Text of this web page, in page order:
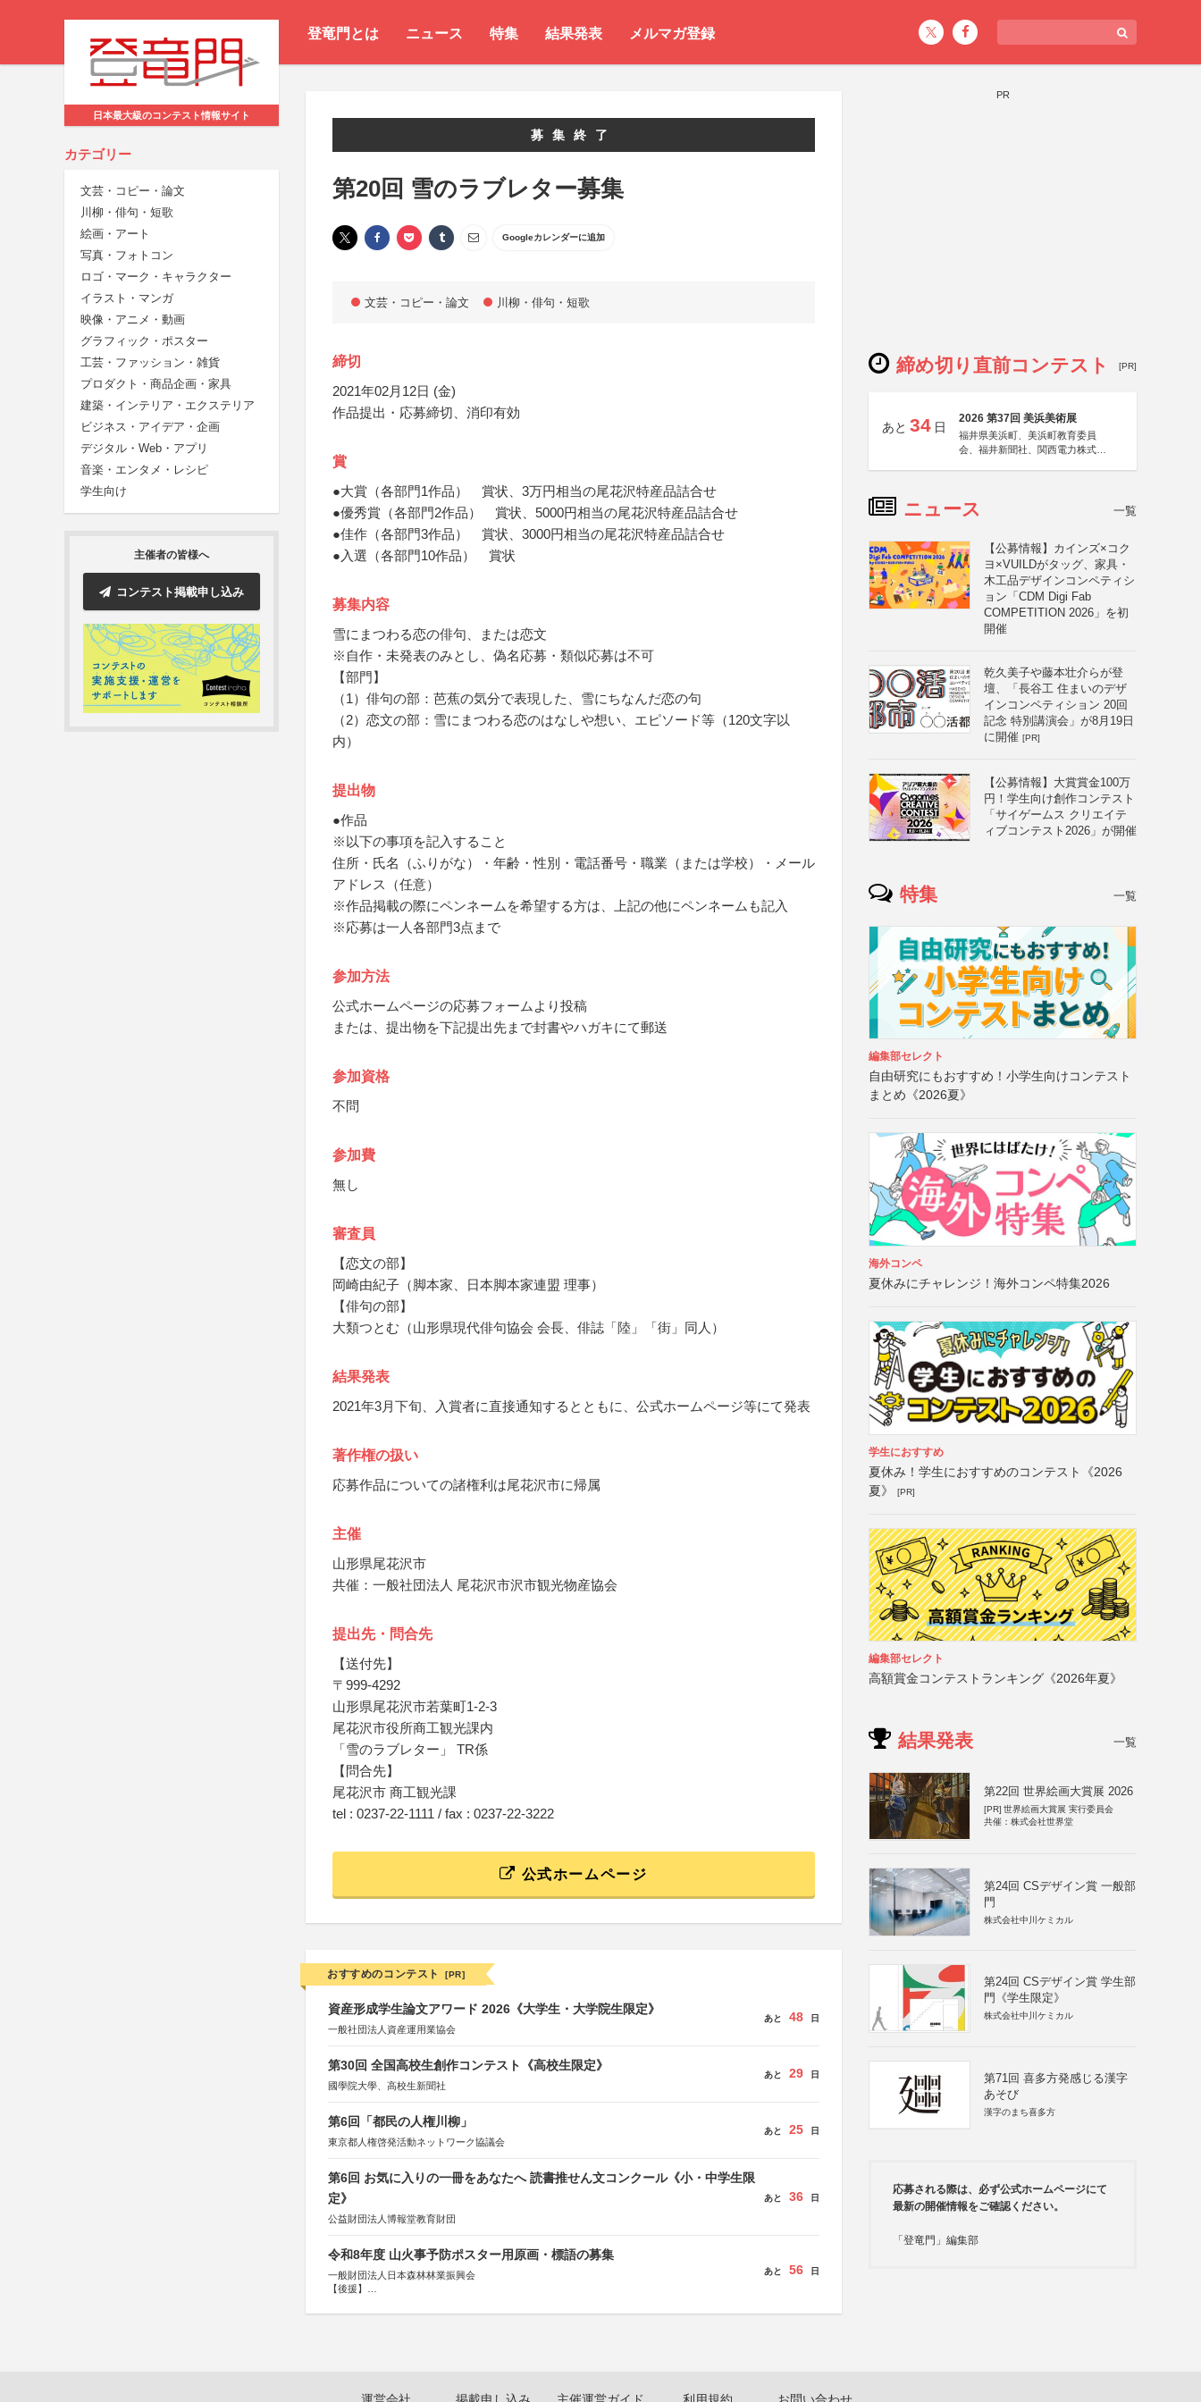
登竜門とは ニュース 特集 結果発表 メルマガ登録
日本最大級のコンテスト情報サイト
カテゴリー
文芸・コピー・論文
川柳・俳句・短歌
絵画・アート
写真・フォトコン
ロゴ・マーク・キャラクター
イラスト・マンガ
映像・アニメ・動画
グラフィック・ポスター
工芸・ファッション・雑貨
プロダクト・商品企画・家具
建築・インテリア・エクステリア
ビジネス・アイデア・企画
デジタル・Web・アプリ
音楽・エンタメ・レシピ
学生向け
主催者の皆様へ
コンテスト掲載申し込み
募集終了
第20回 雪のラブレター募集
Googleカレンダーに追加
文芸・コピー・論文 川柳・俳句・短歌
締切
2021年02月12日 (金)
作品提出・応募締切、消印有効
賞
●大賞（各部門1作品） 賞状、3万円相当の尾花沢特産品詰合せ
●優秀賞（各部門2作品） 賞状、5000円相当の尾花沢特産品詰合せ
●佳作（各部門3作品） 賞状、3000円相当の尾花沢特産品詰合せ
●入選（各部門10作品） 賞状
募集内容
雪にまつわる恋の俳句、または恋文
※自作・未発表のみとし、偽名応募・類似応募は不可
【部門】
（1）俳句の部：芭蕉の気分で表現した、雪にちなんだ恋の句
（2）恋文の部：雪にまつわる恋のはなしや想い、エピソード等（120文字以
内）
提出物
●作品
※以下の事項を記入すること
住所・氏名（ふりがな）・年齢・性別・電話番号・職業（または学校）・メール
アドレス（任意）
※作品掲載の際にペンネームを希望する方は、上記の他にペンネームも記入
※応募は一人各部門3点まで
参加方法
公式ホームページの応募フォームより投稿
または、提出物を下記提出先まで封書やハガキにて郵送
参加資格
不問
参加費
無し
審査員
【恋文の部】
岡崎由紀子（脚本家、日本脚本家連盟 理事）
【俳句の部】
大類つとむ（山形県現代俳句協会 会長、俳誌「陸」「街」同人）
結果発表
2021年3月下旬、入賞者に直接通知するとともに、公式ホームページ等にて発表
著作権の扱い
応募作品についての諸権利は尾花沢市に帰属
主催
山形県尾花沢市
共催：一般社団法人 尾花沢市沢市観光物産協会
提出先・問合先
【送付先】
〒999-4292
山形県尾花沢市若葉町1-2-3
尾花沢市役所商工観光課内
「雪のラブレター」 TR係
【問合先】
尾花沢市 商工観光課
tel : 0237-22-1111 / fax : 0237-22-3222
公式ホームページ
おすすめのコンテスト [PR]
資産形成学生論文アワード 2026《大学生・大学院生限定》
一般社団法人資産運用業協会
あと 48 日
第30回 全国高校生創作コンテスト《高校生限定》
國學院大學、高校生新聞社
あと 29 日
第6回「都民の人権川柳」
東京都人権啓発活動ネットワーク協議会
あと 25 日
第6回 お気に入りの一冊をあなたへ 読書推せん文コンクール《小・中学生限
定》
公益財団法人博報堂教育財団
あと 36 日
令和8年度 山火事予防ポスター用原画・標語の募集
一般財団法人日本森林林業振興会
【後援】
あと 56 日
PR
締め切り直前コンテスト [PR]
あと 34 日
2026 第37回 美浜美術展
福井県美浜町、美浜町教育委員
会、福井新聞社、関西電力株式会
ニュース 一覧
【公募情報】カインズ×コク
ヨ×VUILDがタッグ、家具・
木工品デザインコンペティシ
ョン「CDM Digi Fab
COMPETITION 2026」を初
開催
乾久美子や藤本壮介らが登
壇、「長谷工 住まいのデザ
インコンペティション 20回
記念 特別講演会」が8月19日
に開催 [PR]
【公募情報】大賞賞金100万
円！学生向け創作コンテスト
「サイゲームス クリエイテ
ィブコンテスト2026」が開催
特集 一覧
編集部セレクト
自由研究にもおすすめ！小学生向けコンテスト
まとめ《2026夏》
海外コンペ
夏休みにチャレンジ！海外コンペ特集2026
学生におすすめ
夏休み！学生におすすめのコンテスト《2026
夏》
[PR]
編集部セレクト
高額賞金コンテストランキング《2026年夏》
結果発表 一覧
第22回 世界絵画大賞展 2026
[PR] 世界絵画大賞展 実行委員会
共催：株式会社世界堂
第24回 CSデザイン賞 一般部
門
株式会社中川ケミカル
第24回 CSデザイン賞 学生部
門《学生限定》
株式会社中川ケミカル
第71回 喜多方発感じる漢字
あそび
漢字のまち喜多方
応募される際は、必ず公式ホームページにて
最新の開催情報をご確認ください。
「登竜門」編集部